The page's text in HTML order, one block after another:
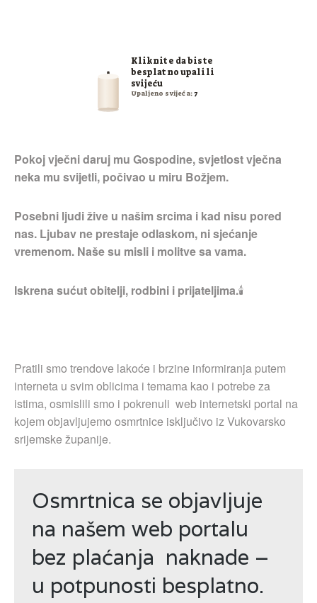
Kliknite da biste
besplatno upalili
svijeću
Upaljeno svijeća:7
Pokoj vječni daruj mu Gospodine, svjetlost vječna
neka mu svijetli, počivao u miru Božjem.
Posebni ljudi žive u našim srcima i kad nisu pored
nas. Ljubav ne prestaje odlaskom, ni sjećanje
vremenom. Naše su misli i molitve sa vama.
Iskrena sućut obitelji, rodbini i prijateljima.🕯
Pratili smo trendove lakoće i brzine informiranja putem
interneta u svim oblicima i temama kao i potrebe za
istima, osmislili smo i pokrenuli web internetski portal na
kojem objavljujemo osmrtnice isključivo iz Vukovarsko
srijemske županije.
Osmrtnica se objavljuje
na našem web portalu
bez plaćanja naknade –
u potpunosti besplatno.